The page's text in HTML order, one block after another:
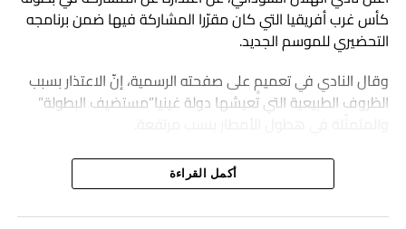
كأس غرب أفريقيا التي كان مقرّرا المشاركة فيها ضمن برنامجه
التحضيري للموسم الجديد.
وقال النادي في تعميمٍ على صفحته الرسمية، إنّ الاعتذار بسبب
الظروف الطبيعية التي تعيشها دولة غينيا”مستضيف البطولة”
أكمل القراءة